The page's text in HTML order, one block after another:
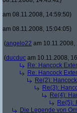
am 08.11.2008, 14:59:50)
am 08.11.2008, 15:04:05)
(angelo22 am 10.11.2008,
(ducduc am 10.11.2008,
Re: Hancock
Re: Hancock
Re(2):
Re(3):
Re(4):
Re(5):
Die Legende von